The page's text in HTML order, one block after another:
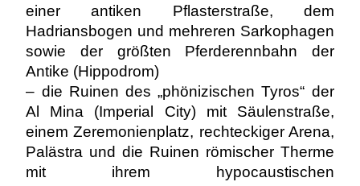
einer antiken Pflasterstraße, dem
Hadriansbogen und mehreren Sarkophagen
sowie der größten Pferderennbahn der
Antike (Hippodrom)
– die Ruinen des „phönizischen Tyros“ der
Al Mina (Imperial City) mit Säulenstraße,
einem Zeremonienplatz, rechteckiger Arena,
Palästra und die Ruinen römischer Therme
mit ihrem hypocaustischen